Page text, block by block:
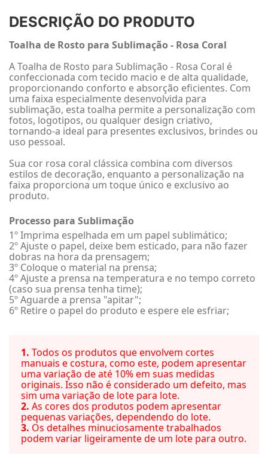
DESCRIÇÃO DO PRODUTO
Toalha de Rosto para Sublimação - Rosa Coral
A Toalha de Rosto para Sublimação - Rosa Coral é
confeccionada com tecido macio e de alta qualidade,
proporcionando conforto e absorção eficientes. Com
uma faixa especialmente desenvolvida para
sublimação, esta toalha permite a personalização com
fotos, logotipos, ou qualquer design criativo,
tornando-a ideal para presentes exclusivos, brindes ou
uso pessoal.
Sua cor rosa coral clássica combina com diversos
estilos de decoração, enquanto a personalização na
faixa proporciona um toque único e exclusivo ao
produto.
Processo para Sublimação
1º Imprima espelhada em um papel sublimático;
2º Ajuste o papel, deixe bem esticado, para não fazer
dobras na hora da prensagem;
3º Coloque o material na prensa;
4º Ajuste a prensa na temperatura e no tempo correto
(caso sua prensa tenha time);
5º Aguarde a prensa "apitar";
6º Retire o papel do produto e espere ele esfriar;
1. Todos os produtos que envolvem cortes
manuais e costura, como este, podem apresentar
uma variação de até 10% em suas medidas
originais. Isso não é considerado um defeito, mas
sim uma variação de lote para lote.
2. As cores dos produtos podem apresentar
pequenas variações, dependendo do lote.
3. Os detalhes minuciosamente trabalhados
podem variar ligeiramente de um lote para outro.